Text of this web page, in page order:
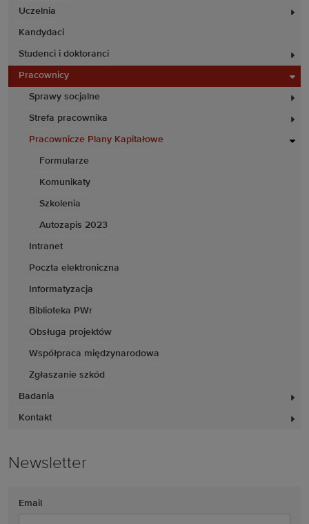
Uczelnia
Kandydaci
Studenci i doktoranci
Pracownicy
Sprawy socjalne
Strefa pracownika
Pracownicze Plany Kapitałowe
Formularze
Komunikaty
Szkolenia
Autozapis 2023
Intranet
Poczta elektroniczna
Informatyzacja
Biblioteka PWr
Obsługa projektów
Współpraca międzynarodowa
Zgłaszanie szkód
Badania
Kontakt
Newsletter
Email